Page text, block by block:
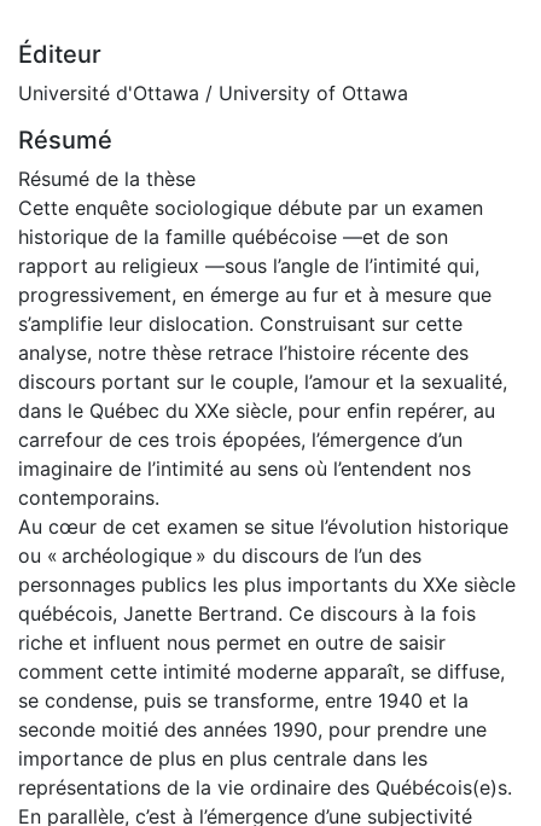
Éditeur
Université d'Ottawa / University of Ottawa
Résumé
Résumé de la thèse
Cette enquête sociologique débute par un examen
historique de la famille québécoise —et de son
rapport au religieux —sous l’angle de l’intimité qui,
progressivement, en émerge au fur et à mesure que
s’amplifie leur dislocation. Construisant sur cette
analyse, notre thèse retrace l’histoire récente des
discours portant sur le couple, l’amour et la sexualité,
dans le Québec du XXe siècle, pour enfin repérer, au
carrefour de ces trois épopées, l’émergence d’un
imaginaire de l’intimité au sens où l’entendent nos
contemporains.
Au cœur de cet examen se situe l’évolution historique
ou « archéologique » du discours de l’un des
personnages publics les plus importants du XXe siècle
québécois, Janette Bertrand. Ce discours à la fois
riche et influent nous permet en outre de saisir
comment cette intimité moderne apparaît, se diffuse,
se condense, puis se transforme, entre 1940 et la
seconde moitié des années 1990, pour prendre une
importance de plus en plus centrale dans les
représentations de la vie ordinaire des Québécois(e)s.
En parallèle, c’est à l’émergence d’une subjectivité